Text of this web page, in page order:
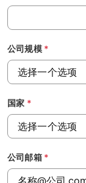
公司规模 *
国家 *
公司邮箱 *